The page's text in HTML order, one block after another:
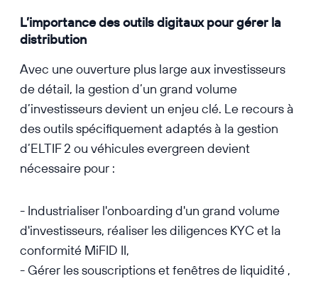
L’importance des outils digitaux pour gérer la
distribution
Avec une ouverture plus large aux investisseurs
de détail, la gestion d’un grand volume
d’investisseurs devient un enjeu clé. Le recours à
des outils spécifiquement adaptés à la gestion
d’ELTIF 2 ou véhicules evergreen devient
nécessaire pour :
- Industrialiser l'onboarding d'un grand volume
d'investisseurs, réaliser les diligences KYC et la
conformité MiFID II,
- Gérer les souscriptions et fenêtres de liquidité ,